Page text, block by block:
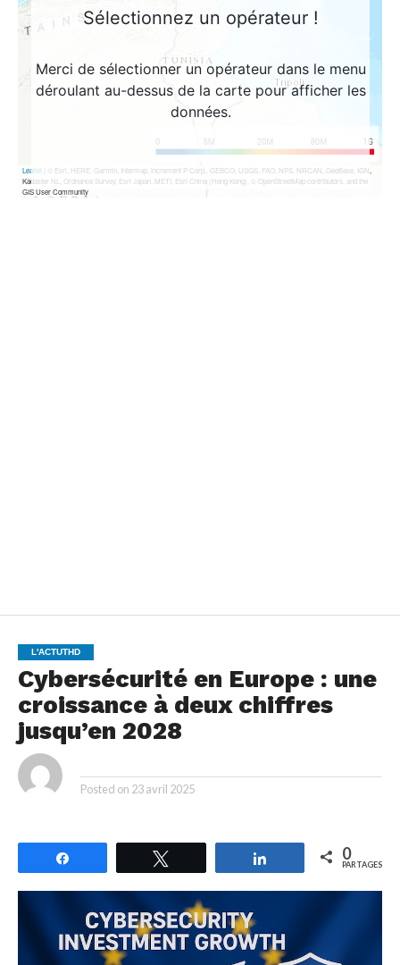
L'ACTUTHD
Cybersécurité en Europe : une
croissance à deux chiffres
jusqu’en 2028
Posted on 23 avril 2025
Partagez 0
PARTAGES